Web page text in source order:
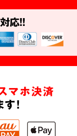
対応!!
マホ決済
す!